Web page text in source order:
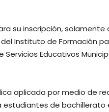
su inscripción,
Instituto de Formación
Educativos
aplicada por medio de
de bachillerato